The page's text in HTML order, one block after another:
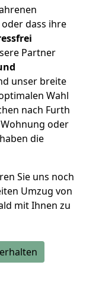
dass ihre
Partner
unser breite
Wahl
nach Furth
oder
die
Sie uns noch
Umzug von
mit Ihnen zu